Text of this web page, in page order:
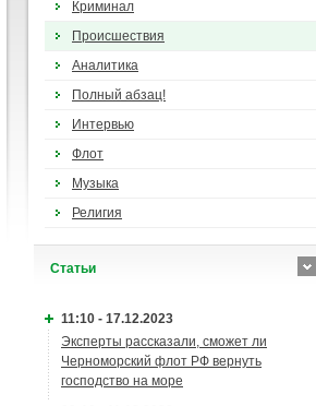
Криминал
Происшествия
Аналитика
Полный абзац!
Интервью
Флот
Музыка
Религия
Cтатьи
11:10 - 17.12.2023
Эксперты рассказали, сможет ли
Черноморский флот РФ вернуть
господство на море